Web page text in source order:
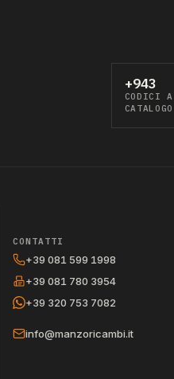
+943
CODICI A
CATALOGO
CONTATTI
+39 081 599 1998
+39 081 780 3954
+39 320 753 7082
info@manzoricambi.it